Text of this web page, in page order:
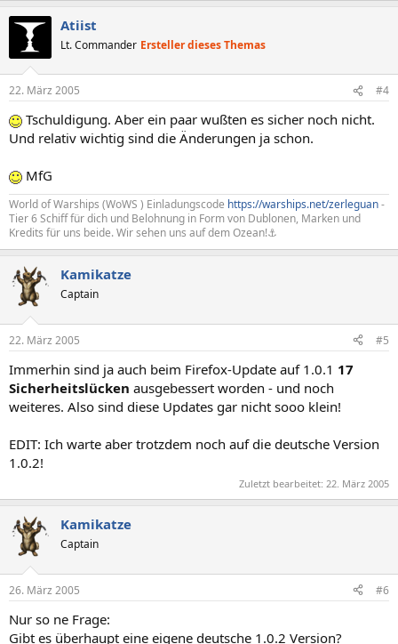
Atiist
Lt. Commander Ersteller dieses Themas
22. März 2005 #4
Tschuldigung. Aber ein paar wußten es sicher noch nicht.
Und relativ wichtig sind die Änderungen ja schon.
MfG
World of Warships (WoWS ) Einladungscode https://warships.net/zerleguan-
Tier 6 Schiff für dich und Belohnung in Form von Dublonen, Marken und
Kredits für uns beide. Wir sehen uns auf dem Ozean!⚓
Kamikatze
Captain
22. März 2005 #5
Immerhin sind ja auch beim Firefox-Update auf 1.0.1 17
Sicherheitslücken ausgebessert worden - und noch
weiteres. Also sind diese Updates gar nicht sooo klein!
EDIT: Ich warte aber trotzdem noch auf die deutsche Version
1.0.2!
Zuletzt bearbeitet: 22. März 2005
Kamikatze
Captain
26. März 2005 #6
Nur so ne Frage:
Gibt es überhaupt eine eigene deutsche 1.0.2 Version?